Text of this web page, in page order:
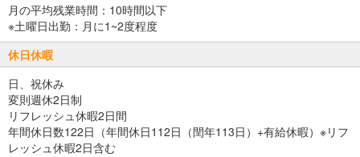
月の平均残業時間：10時間以下
※土曜日出勤：月に1~2度程度
休日休暇
日、祝休み
変則週休2日制
リフレッシュ休暇2日間
年間休日数122日（年間休日112日（閏年113日）+有給休暇）※リフ
レッシュ休暇2日含む